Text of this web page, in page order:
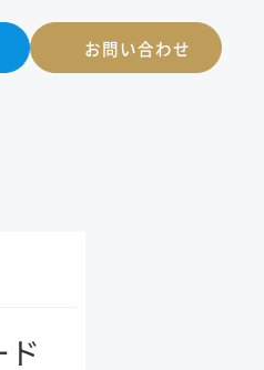
お問い合わせ